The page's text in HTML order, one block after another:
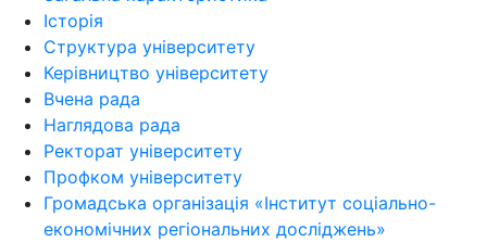
Історія
Структура університету
Керівництво університету
Вчена рада
Наглядова рада
Ректорат університету
Профком університету
Громадська організація «Інститут соціально-
економічних регіональних досліджень»